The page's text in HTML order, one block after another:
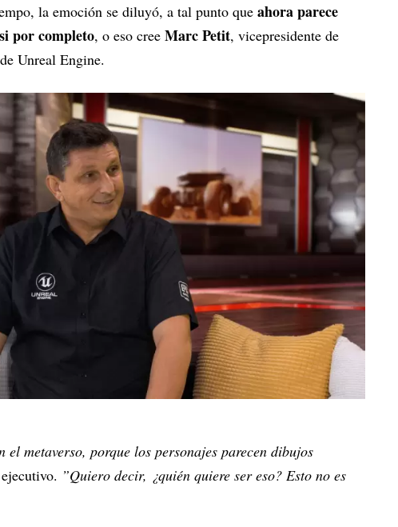
la emoción se diluyó, a tal punto que ahora parece
por completo, o eso cree Marc Petit, vicepresidente de
Unreal Engine.
el metaverso, porque los personajes parecen dibujos
”Quiero decir, ¿quién quiere ser eso? Esto no es